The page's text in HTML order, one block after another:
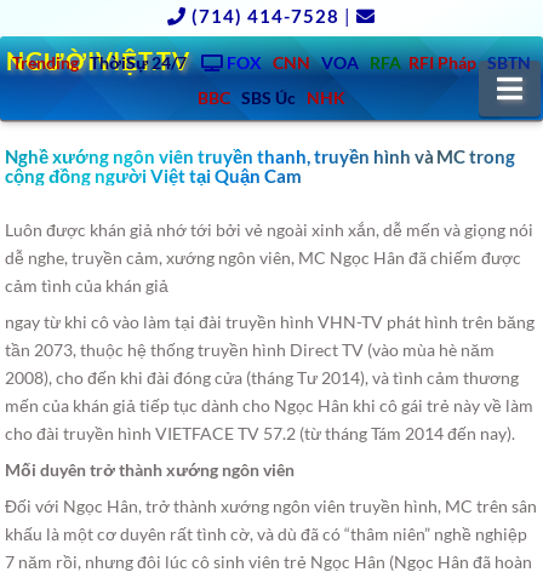
(714) 414-7528 |
Trending ThờiSự 24/7 FOX CNN VOA RFA RFI Pháp SBTN
BBC SBS Úc NHK
NGƯỜIVIỆT.TV
Nghề xướng ngôn viên truyền thanh, truyền hình và MC trong
cộng đồng người Việt tại Quận Cam
Luôn được khán giả nhớ tới bởi vẻ ngoài xinh xắn, dễ mến và giọng nói
dễ nghe, truyền cảm, xướng ngôn viên, MC Ngọc Hân đã chiếm được
cảm tình của khán giả
ngay từ khi cô vào làm tại đài truyền hình VHN-TV phát hình trên băng
tần 2073, thuộc hệ thống truyền hình Direct TV (vào mùa hè năm
2008), cho đến khi đài đóng cửa (tháng Tư 2014), và tình cảm thương
mến của khán giả tiếp tục dành cho Ngọc Hân khi cô gái trẻ này về làm
cho đài truyền hình VIETFACE TV 57.2 (từ tháng Tám 2014 đến nay).
Mối duyên trở thành xướng ngôn viên
Đối với Ngọc Hân, trở thành xướng ngôn viên truyền hình, MC trên sân
khấu là một cơ duyên rất tình cờ, và dù đã có “thâm niên” nghề nghiệp
7 năm rồi, nhưng đôi lúc cô sinh viên trẻ Ngọc Hân (Ngọc Hân đã hoàn